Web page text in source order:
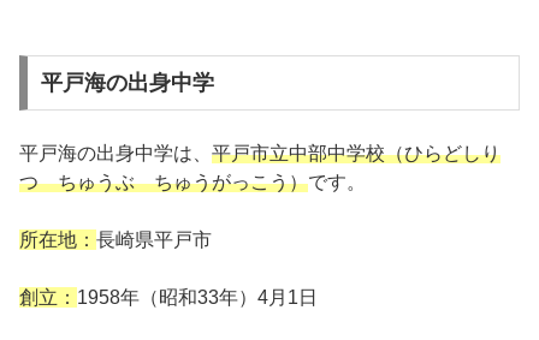
平戸海の出身中学
平戸海の出身中学は、 平戸市立中部中学校（ひらどしり
つ ちゅうぶ ちゅうがっこう）です。
所在地： 長崎県平戸市
創立： 1958年（昭和33年）4月1日